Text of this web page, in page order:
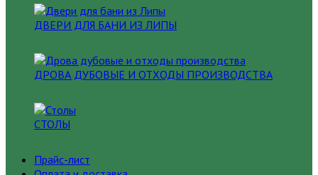
ДВЕРИ ДЛЯ БАНИ ИЗ ЛИПЫ
ДРОВА ДУБОВЫЕ И ОТХОДЫ ПРОИЗВОДСТВА
СТОЛЫ
Прайс-лист